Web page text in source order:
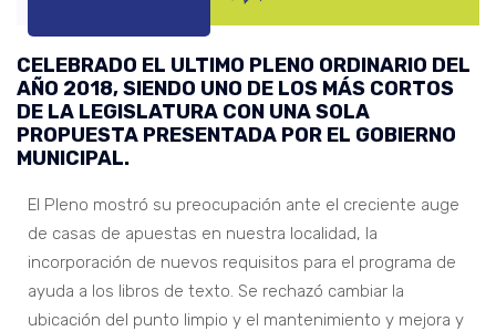
CELEBRADO EL ULTIMO PLENO ORDINARIO DEL
AÑO 2018, SIENDO UNO DE LOS MÁS CORTOS
DE LA LEGISLATURA CON UNA SOLA
PROPUESTA PRESENTADA POR EL GOBIERNO
MUNICIPAL.
El Pleno mostró su preocupación ante el creciente auge
de casas de apuestas en nuestra localidad, la
incorporación de nuevos requisitos para el programa de
ayuda a los libros de texto. Se rechazó cambiar la
ubicación del punto limpio y el mantenimiento y mejora y